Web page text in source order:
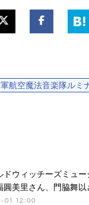
航空魔法音楽隊ルミ
ドウィッチーズミュ
美里さん、門脇舞以
01 12:00